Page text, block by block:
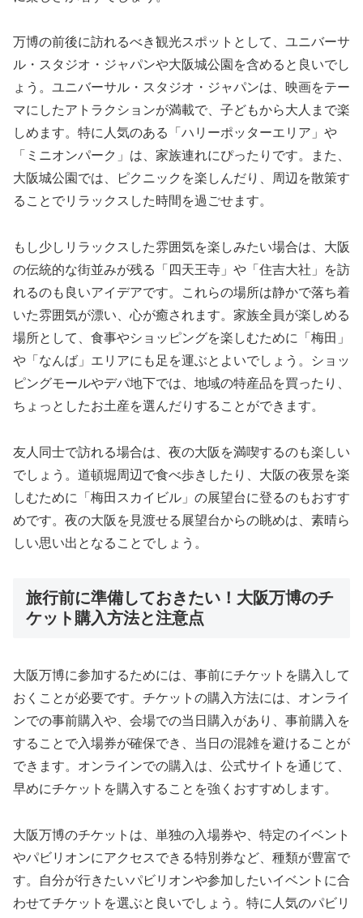
万博の前後に訪れるべき観光スポットとして、ユニバーサ
ル・スタジオ・ジャパンや大阪城公園を含めると良いでし
ょう。ユニバーサル・スタジオ・ジャパンは、映画をテー
マにしたアトラクションが満載で、子どもから大人まで楽
しめます。特に人気のある「ハリーポッターエリア」や
「ミニオンパーク」は、家族連れにぴったりです。また、
大阪城公園では、ピクニックを楽しんだり、周辺を散策す
ることでリラックスした時間を過ごせます。
もし少しリラックスした雰囲気を楽しみたい場合は、大阪
の伝統的な街並みが残る「四天王寺」や「住吉大社」を訪
れるのも良いアイデアです。これらの場所は静かで落ち着
いた雰囲気が漂い、心が癒されます。家族全員が楽しめる
場所として、食事やショッピングを楽しむために「梅田」
や「なんば」エリアにも足を運ぶとよいでしょう。ショッ
ピングモールやデパ地下では、地域の特産品を買ったり、
ちょっとしたお土産を選んだりすることができます。
友人同士で訪れる場合は、夜の大阪を満喫するのも楽しい
でしょう。道頓堀周辺で食べ歩きしたり、大阪の夜景を楽
しむために「梅田スカイビル」の展望台に登るのもおすす
めです。夜の大阪を見渡せる展望台からの眺めは、素晴ら
しい思い出となることでしょう。
旅行前に準備しておきたい！大阪万博のチ
ケット購入方法と注意点
大阪万博に参加するためには、事前にチケットを購入して
おくことが必要です。チケットの購入方法には、オンライ
ンでの事前購入や、会場での当日購入があり、事前購入を
することで入場券が確保でき、当日の混雑を避けることが
できます。オンラインでの購入は、公式サイトを通じて、
早めにチケットを購入することを強くおすすめします。
大阪万博のチケットは、単独の入場券や、特定のイベント
やパビリオンにアクセスできる特別券など、種類が豊富で
す。自分が行きたいパビリオンや参加したいイベントに合
わせてチケットを選ぶと良いでしょう。特に人気のパビリ